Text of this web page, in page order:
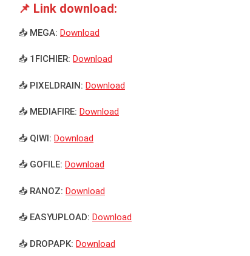
📌 Link download:
📥 MEGA: Download
📥 1FICHIER: Download
📥 PIXELDRAIN: Download
📥 MEDIAFIRE: Download
📥 QIWI: Download
📥 GOFILE: Download
📥 RANOZ: Download
📥 EASYUPLOAD: Download
📥 DROPAPK: Download